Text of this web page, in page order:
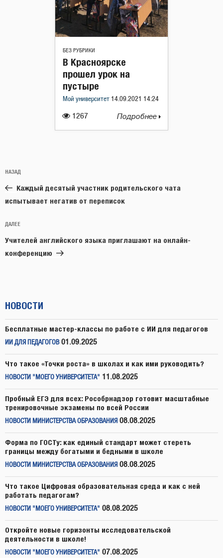
БЕЗ РУБРИКИ
1267
В Красноярске
прошел урок на
пустыре
Мой университет 14.09.2021 14:24
Подробнее
по
записям
Предыдущая
запись:
НАЗАД
Каждый десятый участник родительского чата
испытывает негатив от переписок
Следующая
запись
ДАЛЕЕ
Учителей английского языка приглашают на онлайн-
конференцию
НОВОСТИ
Бесплатные мастер-классы по работе с ИИ для педагогов
ИИ ДЛЯ ПЕДАГОГОВ 01.09.2025
Что такое «Точки роста» в школах и как ими руководить?
НОВОСТИ "МОЕГО УНИВЕРСИТЕТА" 11.08.2025
Пробный ЕГЭ для всех: Рособрнадзор готовит масштабные
тренировочные экзамены по всей России
НОВОСТИ МИНИСТЕРСТВА ОБРАЗОВАНИЯ 08.08.2025
Форма по ГОСТу: как единый стандарт может стереть
границы между богатыми и бедными в школе
НОВОСТИ МИНИСТЕРСТВА ОБРАЗОВАНИЯ 08.08.2025
Что такое Цифровая образовательная среда и как с ней
работать педагогам?
НОВОСТИ "МОЕГО УНИВЕРСИТЕТА" 08.08.2025
Откройте новые горизонты исследовательской
деятельности в школе!
НОВОСТИ "МОЕГО УНИВЕРСИТЕТА" 07.08.2025